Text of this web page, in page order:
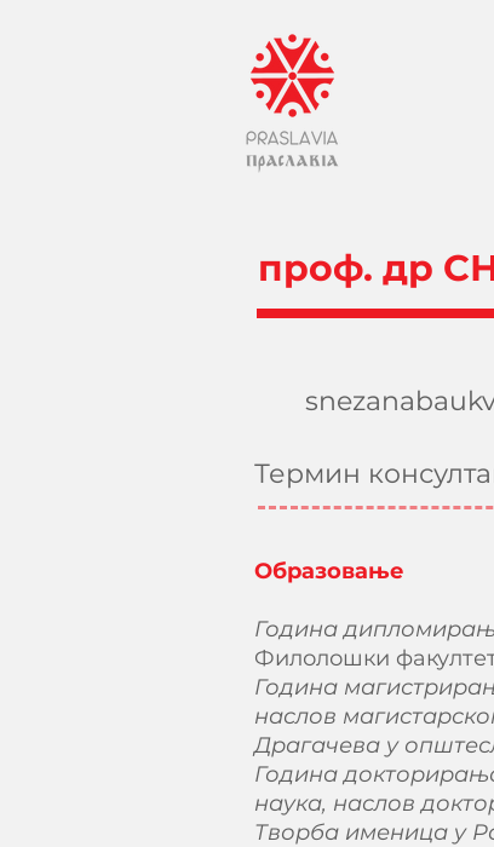
проф. др
Термин
Образовање
Година
Филолошки
Година
наслов
Драгачева у
Година
наука, наслов
Творба именица у